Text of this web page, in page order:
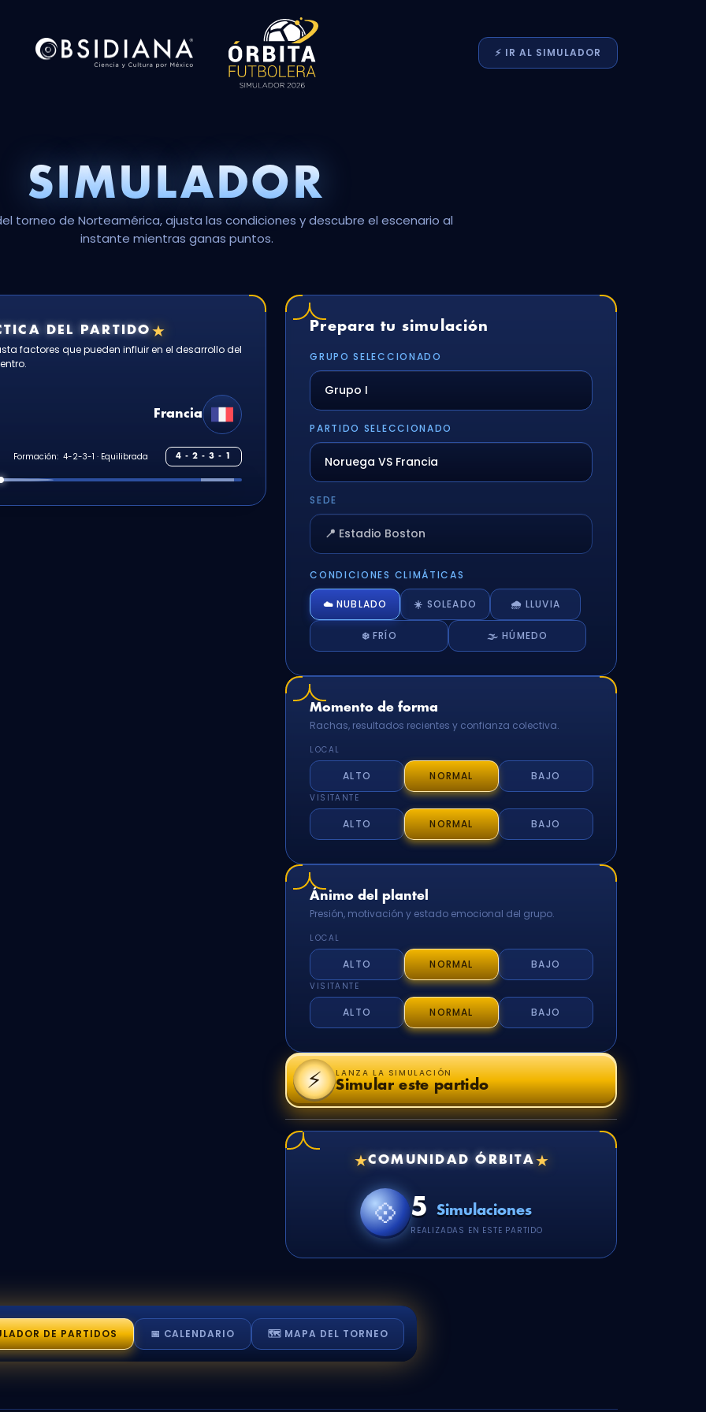
⚡️ IR AL SIMULADOR
SIMULADOR
torneo de Norteamérica, ajusta las condiciones y descubre el escenario al
instante mientras ganas puntos.
DEL PARTIDO ★
factores que pueden influir en el desarrollo del
Francia
Formación: 4 - 2 - 3 - 1
Prepara tu simulación
GRUPO SELECCIONADO
PARTIDO SELECCIONADO
SEDE
📍 Estadio Boston
CONDICIONES CLIMÁTICAS
☁️ NUBLADO ☀️ SOLEADO 🌧️ LLUVIA
❄️ FRÍO 🌫️ HÚMEDO
Momento de forma
Rachas, resultados recientes y confianza colectiva.
LOCAL
ALTO NORMAL BAJO
VISITANTE
ALTO NORMAL BAJO
Ánimo del plantel
Presión, motivación y estado emocional del grupo.
LOCAL
ALTO NORMAL BAJO
VISITANTE
ALTO NORMAL BAJO
⚡ LANZA LA SIMULACIÓN
Simular este partido
★COMUNIDAD ÓRBITA★
💠 5 Simulaciones
REALIZADAS EN ESTE PARTIDO
DE PARTIDOS 📅 CALENDARIO 🗺️ MAPA DEL TORNEO